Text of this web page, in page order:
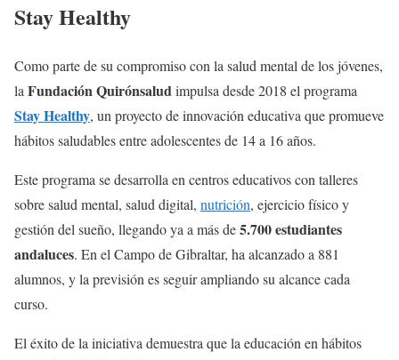
Stay Healthy
Como parte de su compromiso con la salud mental de los jóvenes,
la Fundación Quirónsaludimpulsa desde 2018 el programa
Stay Healthy, un proyecto de innovación educativa que promueve
hábitos saludables entre adolescentes de 14 a 16 años.
Este programa se desarrolla en centros educativos con talleres
sobre salud mental, salud digital, nutrición, ejercicio físico y
gestión del sueño, llegando ya a más de5.700 estudiantes
andaluces. En el Campo de Gibraltar, ha alcanzado a 881
alumnos, y la previsión es seguir ampliando su alcance cada
curso.
El éxito de la iniciativa demuestra que la educación en hábitos